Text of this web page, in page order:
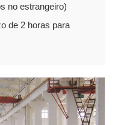
no estrangeiro)
de 2 horas para